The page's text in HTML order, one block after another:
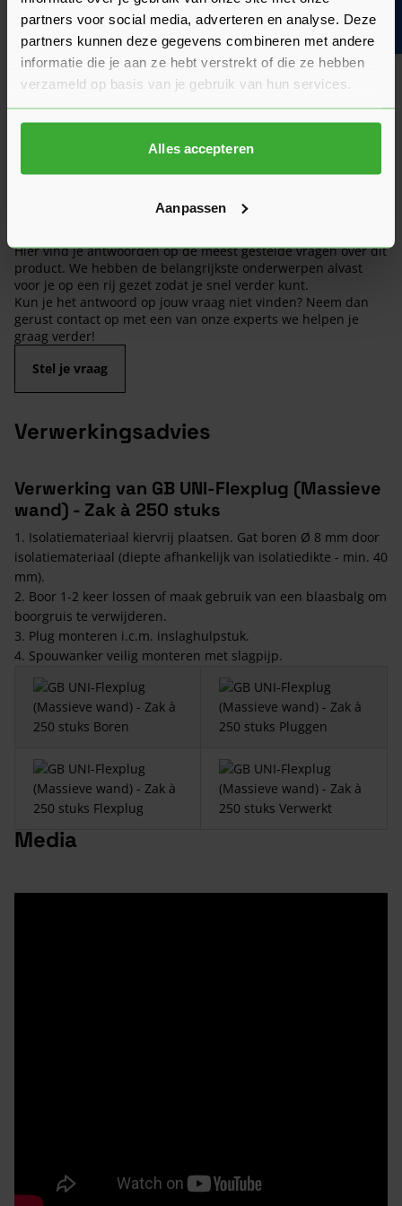
partners voor social media, adverteren en analyse. Deze
partners kunnen deze gegevens combineren met andere
informatie die je aan ze hebt verstrekt of die ze hebben
verzameld op basis van je gebruik van hun services.
Alles accepteren
Aanpassen
Hier lees je de ervaringen van andere klanten met dit
product. Hun feedback helpt je om een goed beeld te krijgen
van de kwaliteit en het gebruiksgemak.
Heb je zelf ervaring met dit product? Laat dan vooral een
review achter, zo help je anderen met jouw mening en
dragen we samen bij aan een nog beter aanbod.
Hier vind je antwoorden op de meest gestelde vragen over dit
product. We hebben de belangrijkste onderwerpen alvast
voor je op een rij gezet zodat je snel verder kunt.
Kun je het antwoord op jouw vraag niet vinden? Neem dan
gerust contact op met een van onze experts we helpen je
graag verder!
Stel je vraag
Verwerkingsadvies
Verwerking van GB UNI-Flexplug (Massieve
wand) - Zak à 250 stuks
1. Isolatiemateriaal kiervrij plaatsen. Gat boren Ø 8 mm door
isolatiemateriaal (diepte afhankelijk van isolatiedikte - min. 40
mm).
2. Boor 1-2 keer lossen of maak gebruik van een blaasbalg om
boorgruis te verwijderen.
3. Plug monteren i.c.m. inslaghulpstuk.
4. Spouwanker veilig monteren met slagpijp.
Media